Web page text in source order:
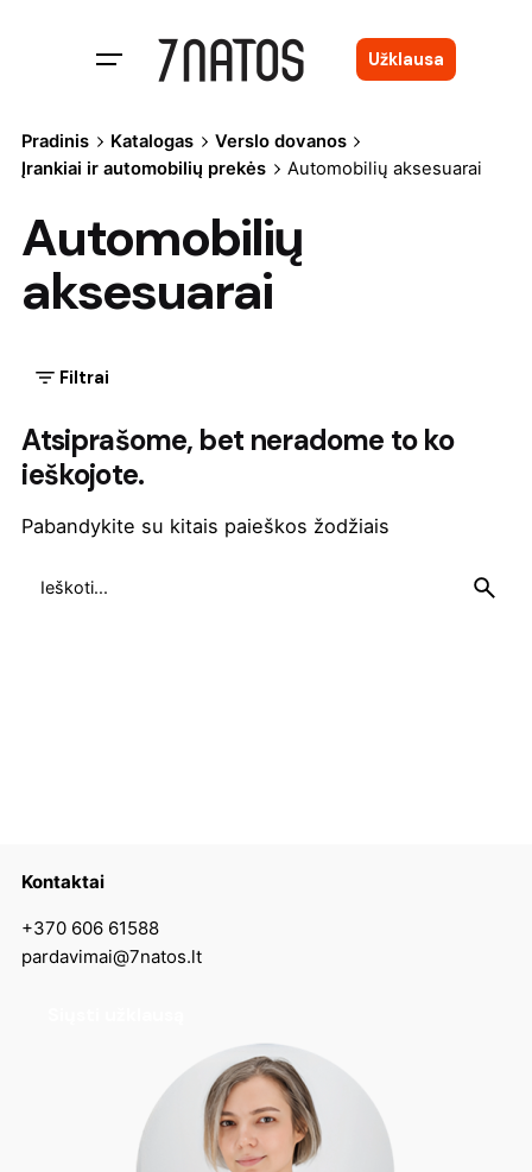
Užklausa
Pradinis Katalogas
Verslo dovanos
Įrankiai ir automobilių prekės
Automobilių aksesuarai
Automobilių
aksesuarai
Filtrai
Atsiprašome, bet neradome to ko
ieškojote.
Pabandykite su kitais paieškos žodžiais
Kontaktai
+370 606 61588
pardavimai@7natos.lt